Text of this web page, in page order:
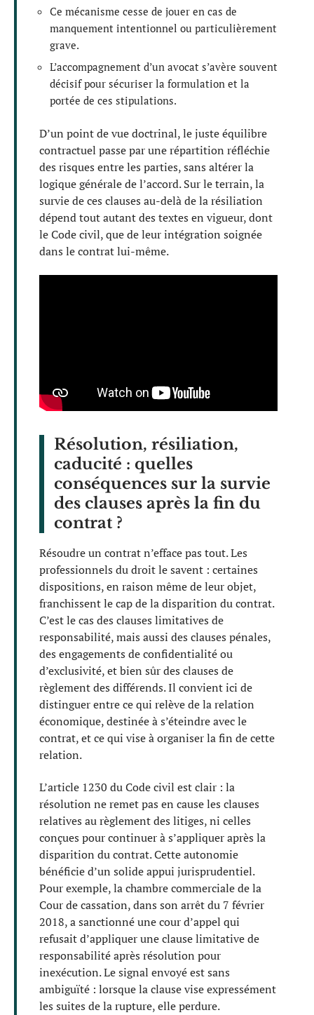
Ce mécanisme cesse de jouer en cas de
manquement intentionnel ou particulièrement
grave.
L’accompagnement d’un avocat s’avère souvent
décisif pour sécuriser la formulation et la
portée de ces stipulations.
D’un point de vue doctrinal, le juste équilibre
contractuel passe par une répartition réfléchie
des risques entre les parties, sans altérer la
logique générale de l’accord. Sur le terrain, la
survie de ces clauses au-delà de la résiliation
dépend tout autant des textes en vigueur, dont
le Code civil, que de leur intégration soignée
dans le contrat lui-même.
Résolution, résiliation,
caducité : quelles
conséquences sur la survie
des clauses après la fin du
contrat ?
Résoudre un contrat n’efface pas tout. Les
professionnels du droit le savent : certaines
dispositions, en raison même de leur objet,
franchissent le cap de la disparition du contrat.
C’est le cas des clauses limitatives de
responsabilité, mais aussi des clauses pénales,
des engagements de confidentialité ou
d’exclusivité, et bien sûr des clauses de
règlement des différends. Il convient ici de
distinguer entre ce qui relève de la relation
économique, destinée à s’éteindre avec le
contrat, et ce qui vise à organiser la fin de cette
relation.
L’article 1230 du Code civil est clair : la
résolution ne remet pas en cause les clauses
relatives au règlement des litiges, ni celles
conçues pour continuer à s’appliquer après la
disparition du contrat. Cette autonomie
bénéficie d’un solide appui jurisprudentiel.
Pour exemple, la chambre commerciale de la
Cour de cassation, dans son arrêt du 7 février
2018, a sanctionné une cour d’appel qui
refusait d’appliquer une clause limitative de
responsabilité après résolution pour
inexécution. Le signal envoyé est sans
ambiguïté : lorsque la clause vise expressément
les suites de la rupture, elle perdure.